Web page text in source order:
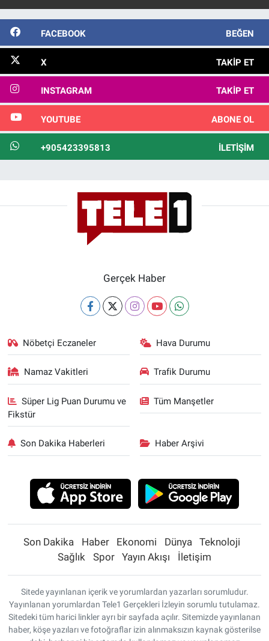
FACEBOOK BEĞEN
X TAKIP ET
INSTAGRAM TAKIP ET
YOUTUBE ABONE OL
+905423395813 İLETIŞIM
Gerçek Haber
Nöbetçi Eczaneler Hava Durumu
Namaz Vakitleri Trafik Durumu
Süper Lig Puan Durumu ve
Fikstür
Tüm Manşetler
Son Dakika Haberleri Haber Arşivi
Son Dakika Haber Ekonomi Dünya
Teknoloji
Sağlık
Spor Yayın Akışı İletişim
Sitede yayınlanan içerik ve yorumlardan yazarları sorumludur.
Yayınlanan yorumlardan Tele1 Gerçekleri İzleyin sorumlu tutulamaz.
Sitedeki tüm harici linkler ayrı bir sayfada açılır. Sitemizde yayınlanan
haber, köşe yazıları ve fotoğraflar izin alınmaksızın kaynak gösterilse